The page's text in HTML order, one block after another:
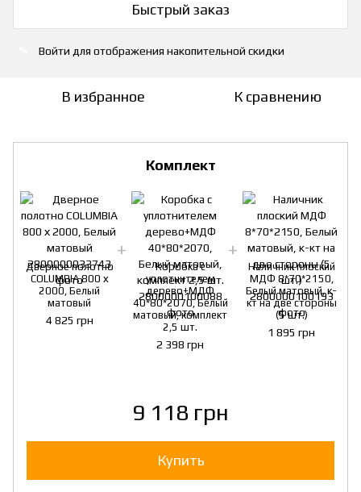
Быстрый заказ
Войти для отображения накопительной скидки
В избранное К сравнению
Комплект
Дверное полотно
COLUMBIA 800 х
2000, Белый
матовый
4 825 грн
Коробка с
уплотнителем
дерево+МДФ
40*80*2070, Белый
матовый, комплект
2,5 шт.
2 398 грн
Наличник плоский
МДФ 8*70*2150,
Белый матовый, к-
кт на две стороны
(5 шт.)
1 895 грн
9 118 грн
Купить